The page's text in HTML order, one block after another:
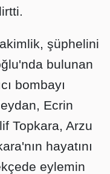
şüphelini
bulunan
bombayı
Ecrin
Topkara, Arzu
hayatını
eylemin